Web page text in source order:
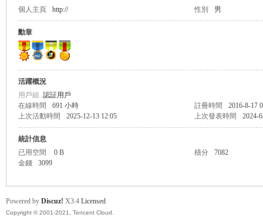
員
個人主頁 http:// 性別 男
勳章
活躍概況
用戶組 認証用戶
在線時間
691 小時 註冊時間
2016-8-17
上次活動時間
2025-12-13 12:05 上次發表時間 2024-
統計信息
已用空間
0 B 積分
7082
金錢
3099
Powered by Discuz! X3.4 Licensed
Copyright © 2001-2021, Tencent Cloud.